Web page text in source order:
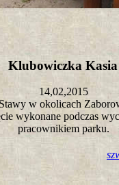
Klubowiczka
14,02,2015
Stawy w okolicach
wykonane podczas
pracownikiem parku.